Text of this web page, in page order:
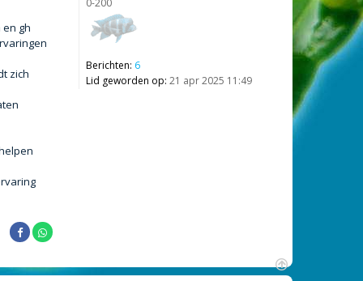
0-200
Berichten: 6
Lid geworden op: 21 apr 2025 11:49
gh
zich
O